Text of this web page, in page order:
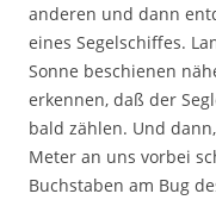
anderen und dann
eines Segelschiffes.
Sonne beschienen
erkennen, daß der
bald zählen. Und
Meter an uns vorbei
Buchstaben am Bug